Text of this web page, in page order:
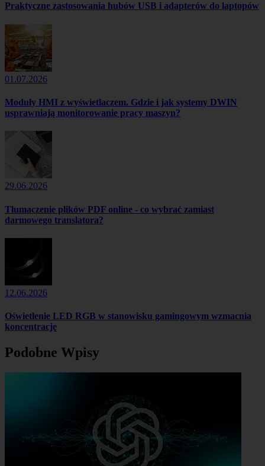
Praktyczne zastosowania hubów USB i adapterów do laptopów
01.07.2026
Moduły HMI z wyświetlaczem. Gdzie i jak systemy DWIN
usprawniają monitorowanie pracy maszyn?
29.06.2026
Tłumaczenie plików PDF online - co wybrać zamiast
darmowego translatora?
12.06.2026
Oświetlenie LED RGB w stanowisku gamingowym wzmacnia
koncentrację
Podobne Wpisy